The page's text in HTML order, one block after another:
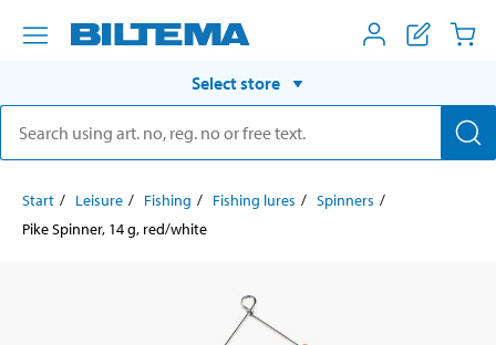
Select store
Start Leisure Fishing Fishing lures
Spinners
Pike Spinner, 14 g, red/white